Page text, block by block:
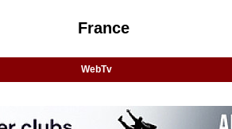
France
WebTv